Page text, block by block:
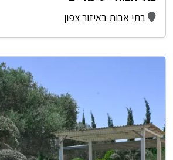
בתי אבות באיזור צפון